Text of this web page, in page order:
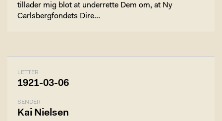
tillader mig blot at underrette Dem om, at Ny
Carlsbergfondets Dire…
LETTER
1921-03-06
SENDER
Kai Nielsen